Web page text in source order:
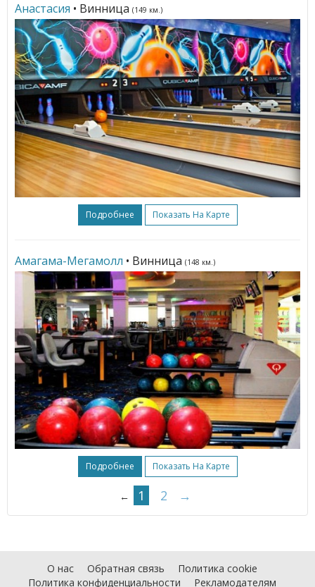
Анастасия • Винница (149 км.)
Подробнее Показать На Карте
Амагама-Мегамолл • Винница (148 км.)
Подробнее Показать На Карте
← 1 2 →
О нас Обратная связь
Политика cookie
Политика конфиденциальности
Рекламодателям